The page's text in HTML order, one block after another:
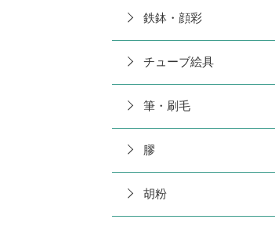
鉄鉢・顔彩
チューブ絵具
筆・刷毛
膠
胡粉